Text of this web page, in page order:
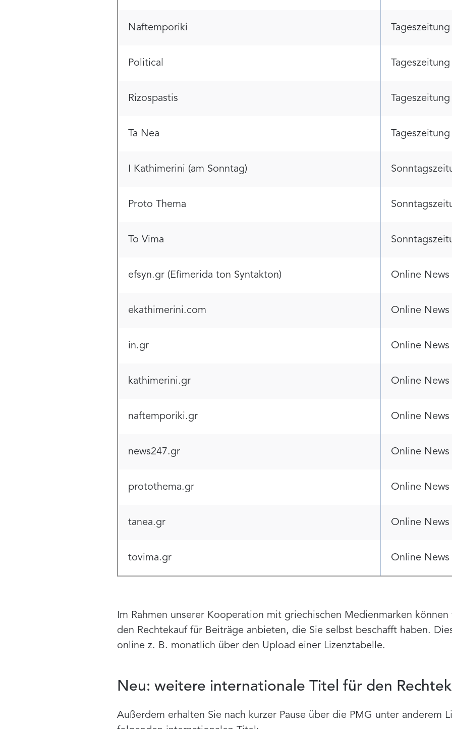
Naftemporiki Tageszeitung
Political Tageszeitung
Rizospastis Tageszeitung
Ta Nea Tageszeitung
I Kathimerini (am Sonntag)
Proto Thema
To Vima
efsyn.gr (Efimerida ton Syntakton) Online News
ekathimerini.com Online News
in.gr Online News
kathimerini.gr Online News
naftemporiki.gr Online News
news247.gr Online News
protothema.gr Online News
tanea.gr Online News
tovima.gr Online News
Im Rahmen unserer Kooperation mit griechischen Medienmarken
den Rechtekauf für Beiträge anbieten, die Sie selbst beschafft haben.
online z. B. monatlich über den Upload einer Lizenztabelle.
Neu: weitere internationale Titel für den
Außerdem erhalten Sie nach kurzer Pause über die PMG unter anderem